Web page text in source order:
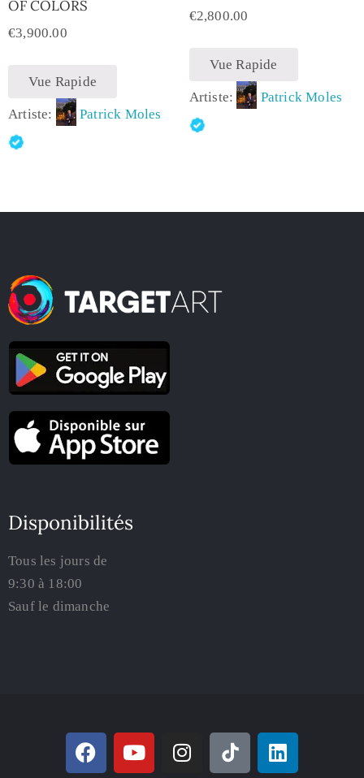
OF COLORS
€3,900.00
Vue Rapide
Artiste: Patrick Moles
€2,800.00
Vue Rapide
Artiste: Patrick Moles
Disponibilités
Tous les jours de
9:30 à 18:00
Sauf le dimanche